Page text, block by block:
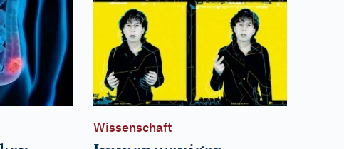
Wissenschaft